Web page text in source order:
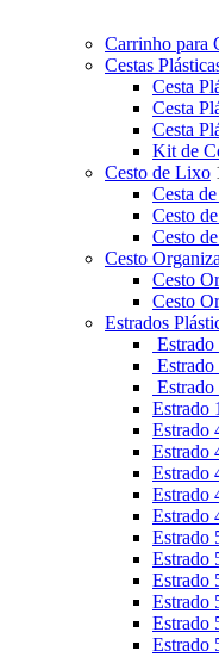
Carrinho para
Cestas
Cesta
Cesta
Cesta
Kit de
Cesto de Lixo
Cesta
Cesto
Cesto
Cesto
Cesto
Cesto
Estrados
Estrado
Estrado
Estrado
Estrado
Estrado
Estrado
Estrado
Estrado
Estrado
Estrado
Estrado
Estrado